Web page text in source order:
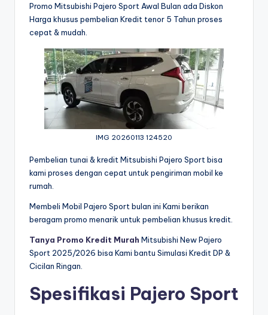
Promo Mitsubishi Pajero Sport Awal Bulan ada Diskon
Harga khusus pembelian Kredit tenor 5 Tahun proses
cepat & mudah.
IMG 20260113 124520
Pembelian tunai & kredit Mitsubishi Pajero Sport bisa
kami proses dengan cepat untuk pengiriman mobil ke
rumah.
Membeli Mobil Pajero Sport bulan ini Kami berikan
beragam promo menarik untuk pembelian khusus kredit.
Tanya Promo Kredit Murah Mitsubishi New Pajero
Sport 2025/2026 bisa Kami bantu Simulasi Kredit DP &
Cicilan Ringan.
Spesifikasi Pajero Sport